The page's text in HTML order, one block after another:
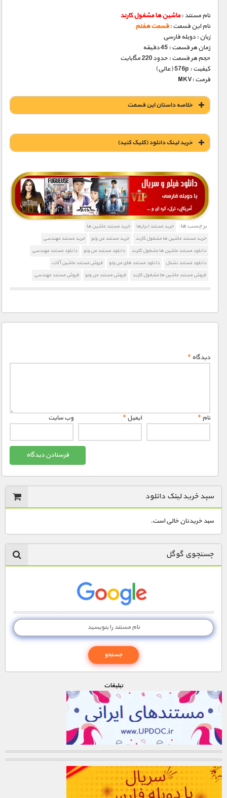
نام مستند :ماشین ها مشغول کارند
نام این قسمت :قسمت هفتم
زبان : دوبله فارسی
زمان هر قسمت : 45 دقیقه
حجم هر قسمت : حدود 220 مگابایت
کیفیت : 576p (عالی)
فرمت :MKV
خلاصه داستان این قسمت
خريد لينک دانلود (کليک کنيد)
1900 تومان – خريد لينک دانلود (افزودن به سبد خريد)
برچسب ها: خرید مستند ابزارها
خرید مستند ماشین ها
خرید مستند ماشین ها مشغول کارند
خرید مستند من وتو
خرید مستند مهندسی
دانلود مستند ماشین ها مشغول کلرند
دانلود مستند من وتو
دانلود مستند مهندسی
دانلود مستند نشنال
دانلود مستند های من وتو
فروش مستند ماشین آلات
فروش مستند ماشین ها مشغول کارند
فروش مستند من وتو فروش مستند مهندسی
دیدگاه*
نام* ایمیل* وب‌ سایت
سبد خرید لینک دانلود
سبد خریدتان خالی است.
جستجوی گوگل
تبليغات